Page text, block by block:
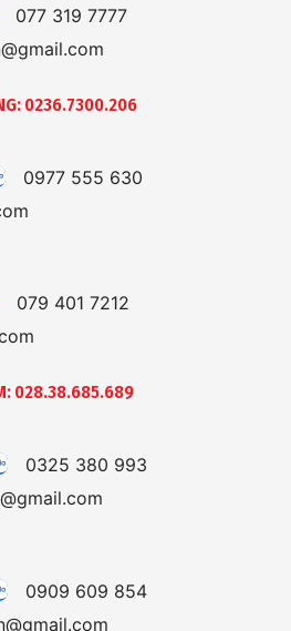
077 319 7777
0236.7300.206
0977 555 630
079 401 7212
028.38.685.689
0325 380 993
0909 609 854